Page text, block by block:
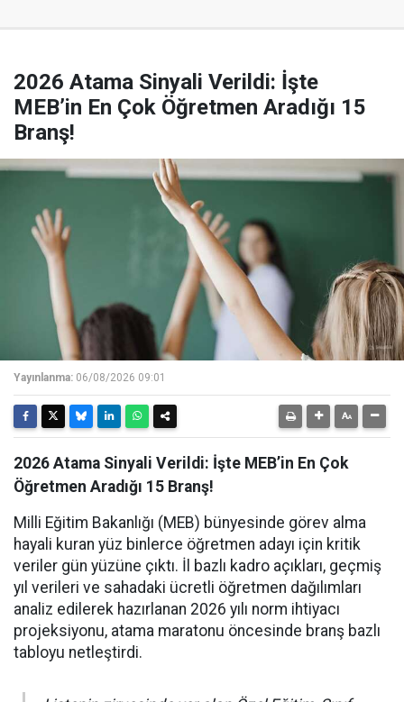
2026 Atama Sinyali Verildi: İşte
MEB’in En Çok Öğretmen Aradığı 15
Branş!
Yayınlanma: 06/08/2026 09:01
2026 Atama Sinyali Verildi: İşte MEB’in En Çok
Öğretmen Aradığı 15 Branş!
Milli Eğitim Bakanlığı (MEB) bünyesinde görev alma
hayali kuran yüz binlerce öğretmen adayı için kritik
veriler gün yüzüne çıktı. İl bazlı kadro açıkları, geçmiş
yıl verileri ve sahadaki ücretli öğretmen dağılımları
analiz edilerek hazırlanan 2026 yılı norm ihtiyacı
projeksiyonu, atama maratonu öncesinde branş bazlı
tabloyu netleştirdi.